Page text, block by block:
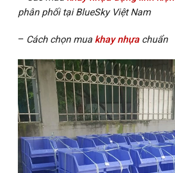
phân phối tại BlueSky Việt Nam
– Cách chọn mua khay nhựachuẩn